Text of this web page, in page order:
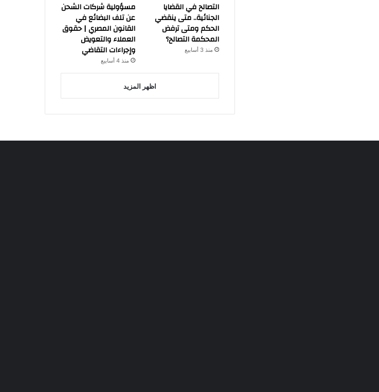
التصالح في القضايا
الجنائية.. متى ينقضي
الحكم ومتى ترفض
المحكمة التصالح؟
منذ 3 أسابيع
مسؤولية شركات الشحن
عن تلف البضائع في
القانون المصري | حقوق
العملاء والتعويض
وإجراءات التقاضي
منذ 4 أسابيع
اظهر المزيد